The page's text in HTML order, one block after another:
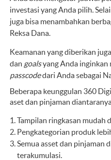
investasi yang Anda pilih.
juga bisa menambahkan
Reksa Dana.
Keamanan yang diberikan
dan goalsyang Anda inginkan
passcodedari Anda sebagai
Beberapa keunggulan 360
aset dan pinjaman
Tampilan ringkasan mudah
Pengkategorian produk
Semua asset dan pinjaman
terakumulasi.